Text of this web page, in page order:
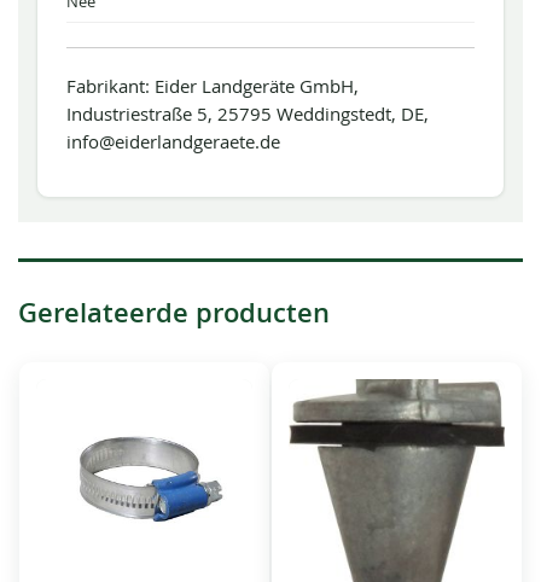
Fabrikant: Eider Landgeräte GmbH,
Industriestraße 5, 25795 Weddingstedt, DE,
info@eiderlandgeraete.de
Gerelateerde producten